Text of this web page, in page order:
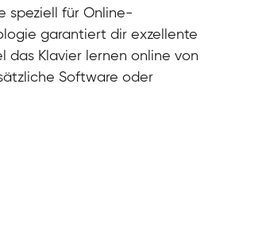
speziell für Online-
garantiert dir exzellente
das Klavier lernen online von
Software oder